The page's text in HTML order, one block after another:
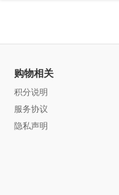
购物相关
积分说明
服务协议
隐私声明